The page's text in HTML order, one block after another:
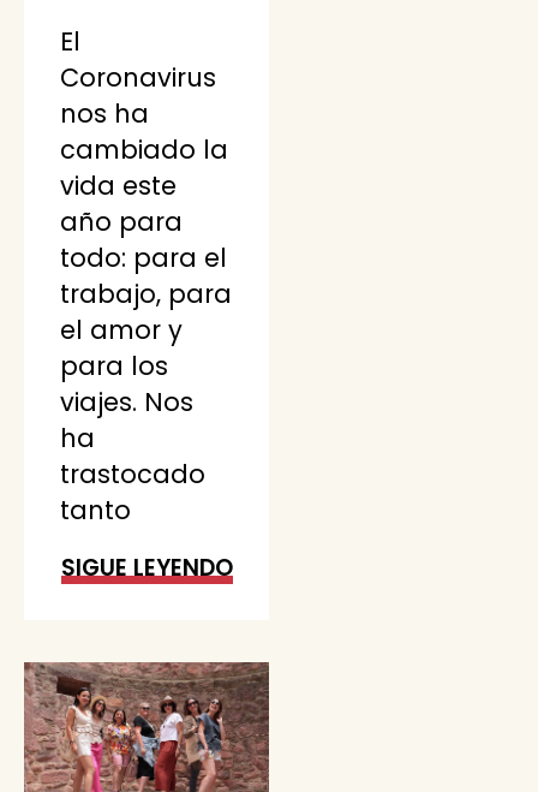
El
Coronavirus
nos ha
cambiado la
vida este
año para
todo: para el
trabajo, para
el amor y
para los
viajes. Nos
ha
trastocado
tanto
SIGUE LEYENDO